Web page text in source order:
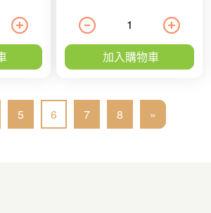
加入購物車
5 6 7 8 »